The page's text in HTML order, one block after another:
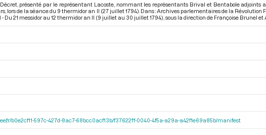
Décret, présenté par le représentant Lacoste, nommant les représentants Brival et Bentabole adjoints
lors de la séance du 9 thermidor an II (27 juillet 1794). Dans : Archives parlementaires de la Révolution
Du 21 messidor au 12 thermidor an II (9 juillet au 30 juillet 1794) , sous la direction de Françoise Brunel et
b0e2cf11-597c-427d-8ac7-68bcc0acf13b/f37622ff-0040-4f5a-a29a-a42f1e69a85b/manifest